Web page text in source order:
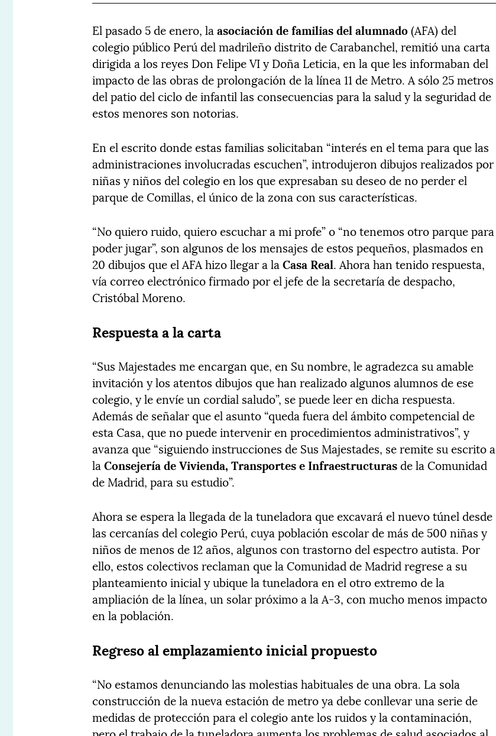
El pasado 5 de enero, laasociación de familias del alumnado(AFA) del
colegio público Perú del madrileño distrito de Carabanchel, remitió una carta
dirigida a los reyes Don Felipe VI y Doña Leticia, en la que les informaban del
impacto de las obras de prolongación de la línea 11 de Metro. A sólo 25 metros
del patio del ciclo de infantil las consecuencias para la salud y la seguridad de
estos menores son notorias.
En el escrito donde estas familias solicitaban “interés en el tema para que las
administraciones involucradas escuchen”, introdujeron dibujos realizados por
niñas y niños del colegio en los que expresaban su deseo de no perder el
parque de Comillas, el único de la zona con sus características.
“No quiero ruido, quiero escuchar a mi profe” o “no tenemos otro parque para
poder jugar”, son algunos de los mensajes de estos pequeños, plasmados en
20 dibujos que el AFA hizo llegar a laCasa Real. Ahora han tenido respuesta,
vía correo electrónico firmado por el jefe de la secretaría de despacho,
Cristóbal Moreno.
Respuesta a la carta
“Sus Majestades me encargan que, en Su nombre, le agradezca su amable
invitación y los atentos dibujos que han realizado algunos alumnos de ese
colegio, y le envíe un cordial saludo”, se puede leer en dicha respuesta.
Además de señalar que el asunto “queda fuera del ámbito competencial de
esta Casa, que no puede intervenir en procedimientos administrativos”, y
avanza que “siguiendo instrucciones de Sus Majestades, se remite su escrito a
laConsejería de Vivienda, Transportes e Infraestructurasde la Comunidad
de Madrid, para su estudio”.
Ahora se espera la llegada de la tuneladora que excavará el nuevo túnel desde
las cercanías del colegio Perú, cuya población escolar de más de 500 niñas y
niños de menos de 12 años, algunos con trastorno del espectro autista. Por
ello, estos colectivos reclaman que la Comunidad de Madrid regrese a su
planteamiento inicial y ubique la tuneladora en el otro extremo de la
ampliación de la línea, un solar próximo a la A-3, con mucho menos impacto
en la población.
Regreso al emplazamiento inicial propuesto
“No estamos denunciando las molestias habituales de una obra. La sola
construcción de la nueva estación de metro ya debe conllevar una serie de
medidas de protección para el colegio ante los ruidos y la contaminación,